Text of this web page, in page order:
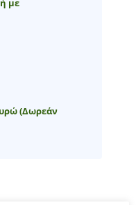
με
(Δωρεάν